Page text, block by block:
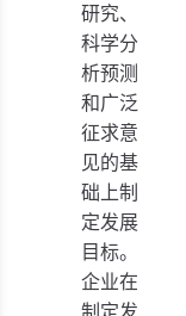
研究、
科学分
析预测
和广泛
征求意
见的基
础上制
定发展
目标。
企业在